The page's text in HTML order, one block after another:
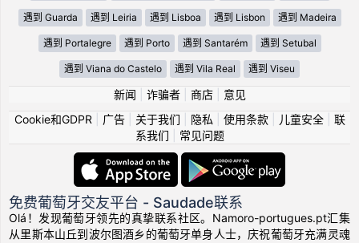
遇到 Guarda 遇到 Leiria 遇到 Lisboa 遇到 Lisbon 遇到 Madeira
遇到 Portalegre 遇到 Porto 遇到 Santarém 遇到 Setubal
遇到 Viana do Castelo 遇到 Vila Real 遇到 Viseu
新闻 诈骗者| 商店| 意见
Cookie和GDPR
广告| 关于我们 隐私 使用条款| 儿童安全| 联
系我们
常见问题
免费葡萄牙交友平台 - Saudade联系
Olá！发现葡萄牙领先的真挚联系社区。Namoro-portugues.pt汇集
从里斯本山丘到波尔图酒乡的葡萄牙单身人士，庆祝葡萄牙充满灵魂